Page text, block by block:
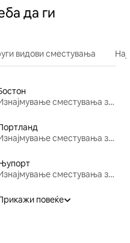
да ги
видови сместувања
Изнајмување сместувања за одмор
Изнајмување сместувања за одмор
Изнајмување сместувања за одмор
повеќе